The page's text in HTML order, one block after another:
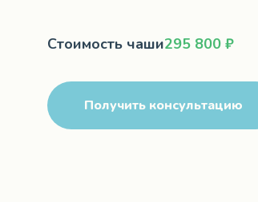
Получить консультацию
Стоимость чаши295 800 ₽